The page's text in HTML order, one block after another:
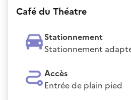
Café du Théatre
Stationnement
Stationnement
Accès
Entrée de plain pied